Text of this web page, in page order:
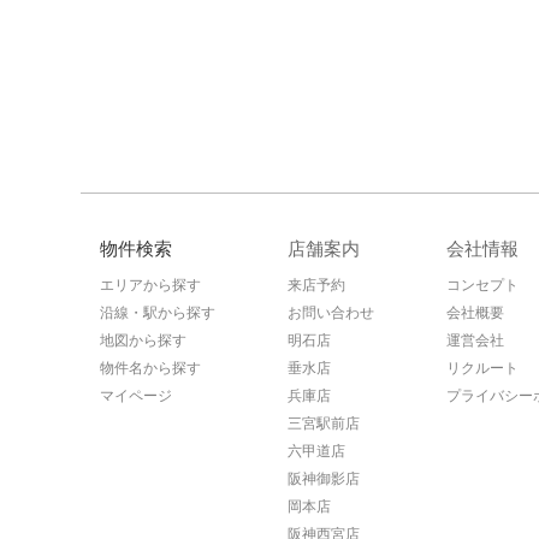
物件検索
エリアから探す
沿線・駅から探す
地図から探す
物件名から探す
マイページ
店舗案内
来店予約
お問い合わせ
明石店
垂水店
兵庫店
三宮駅前店
六甲道店
阪神御影店
岡本店
阪神西宮店
会社情報
コンセプト
会社概要
運営会社
リクルート
プライバシー